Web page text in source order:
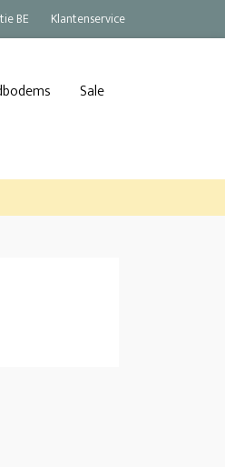
BE Klantenservice
Sale